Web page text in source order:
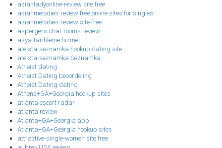
asianladyonline-review site free
asianmelodies-review free online sites for singles
asianmelodies-review site free
aspergers-chat-rooms review
asya-tarihleme hizmet
ateista-seznamka hookup dating site
ateista-seznamka Seznamka
Atheist dating
Atheist Dating beoordeling
Atheist Dating dating
Athens+GA+Georgia hookup sites
atlanta escort radar
atlanta review
Atlanta+GA+Georgia app
Atlanta+GA+Georgia hookup sites
attractive-single-women site free